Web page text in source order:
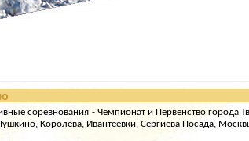
соревнования - Чемпионат и Первенство города
Королева, Ивантеевки, Сергиева Посада,